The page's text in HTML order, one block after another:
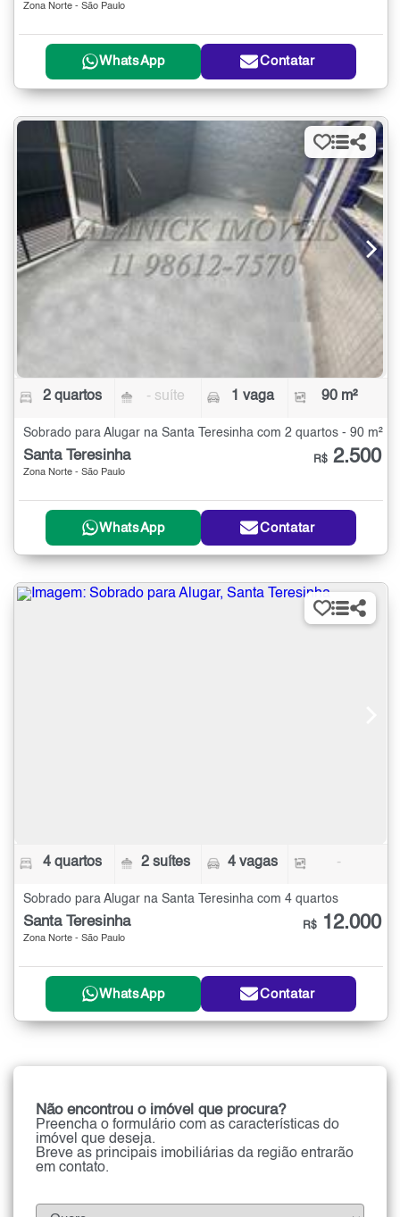
Zona Norte - São Paulo
WhatsApp Contatar
2 quartos - suíte 1 vaga 90 m²
Sobrado para Alugar na Santa Teresinha com 2 quartos - 90 m²
Santa Teresinha
Zona Norte - São Paulo
R$ 2.500
WhatsApp Contatar
4 quartos 2 suítes 4 vagas -
Sobrado para Alugar na Santa Teresinha com 4 quartos
Santa Teresinha
Zona Norte - São Paulo
R$ 12.000
WhatsApp Contatar
Não encontrou o imóvel que procura?
Preencha o formulário com as características do
imóvel que deseja.
Breve as principais imobiliárias da região entrarão
em contato.